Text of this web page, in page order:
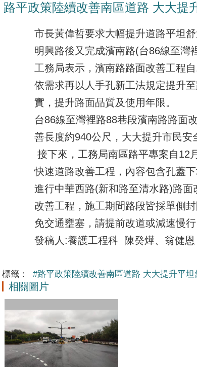
路平政策陸續改善南區道路 大大提
市長黃偉哲要求大幅提升道路平坦
明興路後又完成濱南路(台86線至灣
工務局表示，濱南路路面改善工程
依需求再以人手孔新工法規定提升
實，提升路面品質及使用年限。
台86線至灣裡路88巷段濱南路路面
善長度約940公尺，大大提升市民安
接下來，工務局南區路平專案自12
快速道路改善工程，內容包含孔蓋
進行中華西路(新和路至清水路)路
改善工程，施工期間路段皆採單側
免交通壅塞，請提前改道或減速慢行
發稿人:養護工程科 陳癸燁、翁健
標籤： #路平政策陸續改善南區道路 大大提升平坦
相關圖片